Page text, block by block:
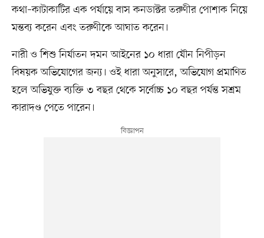
কথা–কাটাকাটির এক পর্যায়ে বাস কনডাক্টর তরুণীর পোশাক নিয়ে
মন্তব্য করেন এবং তরুণীকে আঘাত করেন।
নারী ও শিশু নির্যাতন দমন আইনের ১০ ধারা যৌন নিপীড়ন
বিষয়ক অভিযোগের জন্য। ওই ধারা অনুসারে, অভিযোগ প্রমাণিত
হলে অভিযুক্ত ব্যক্তি ৩ বছর থেকে সর্বোচ্চ ১০ বছর পর্যন্ত সশ্রম
কারাদণ্ড পেতে পারেন।